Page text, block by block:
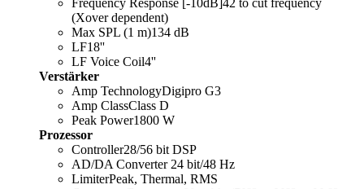
(Xover dependent)
Max SPL (1 m)134 dB
LF18''
LF Voice Coil4''
Verstärker
Amp TechnologyDigipro G3
Amp ClassClass D
Peak Power1800 W
Prozessor
Controller28/56 bit DSP
AD/DA Converter 24 bit/48 Hz
LimiterPeak, Thermal, RMS